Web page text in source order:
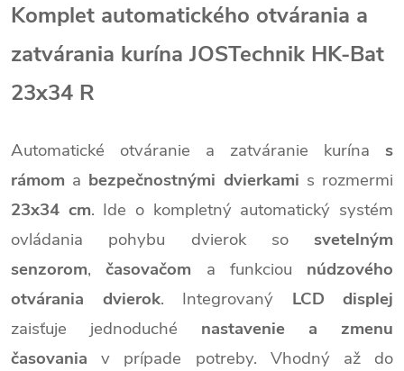
Komplet automatického otvárania a
zatvárania kurína JOSTechnik HK-Bat
23x34 R
Automatické otváranie a zatváranie kurína s
rámom a bezpečnostnými dvierkami s rozmermi
23x34 cm. Ide o kompletný automatický systém
ovládania pohybu dvierok so svetelným
senzorom,časovačom a funkciou núdzového
otvárania dvierok. Integrovaný LCD displej
zaisťuje jednoduché nastavenie a zmenu
časovania v prípade potreby. Vhodný až do